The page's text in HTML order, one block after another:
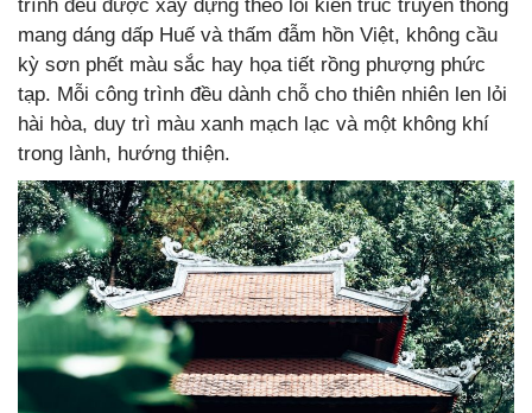
trình đều được xây dựng theo lối kiến trúc truyền thống
mang dáng dấp Huế và thấm đẫm hồn Việt, không cầu
kỳ sơn phết màu sắc hay họa tiết rồng phượng phức
tạp. Mỗi công trình đều dành chỗ cho thiên nhiên len lỏi
hài hòa, duy trì màu xanh mạch lạc và một không khí
trong lành, hướng thiện.